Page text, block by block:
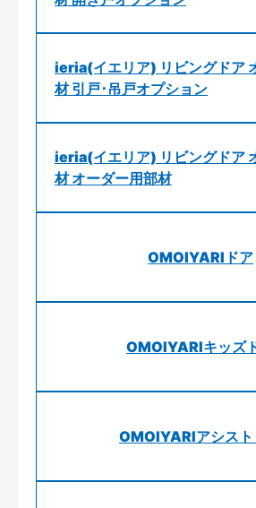
ieria(イエリア) リビングドア
材 引戸･吊戸オプション
ieria(イエリア) リビングドア
材 オーダー用部材
OMOIYARIドア
OMOIYARIキッズ
OMOIYARIアシスト